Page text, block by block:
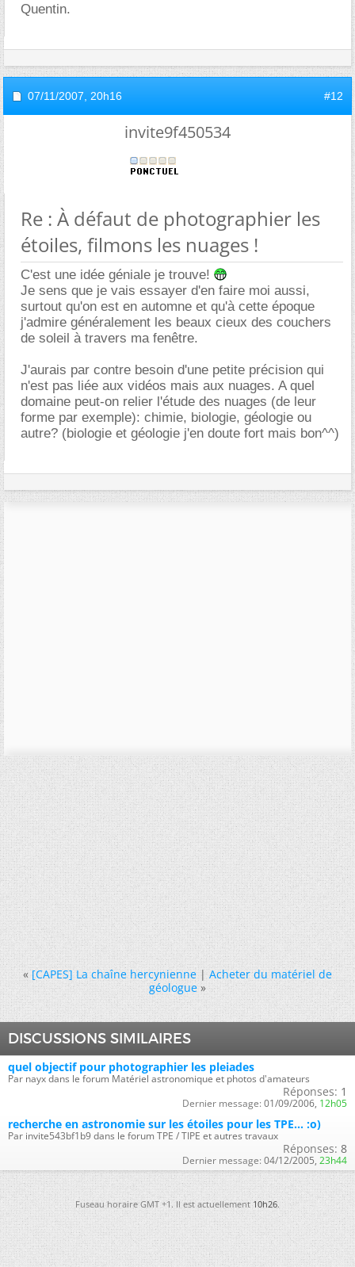
Quentin.
07/11/2007, 20h16 #12
invite9f450534
Re : À défaut de photographier les
étoiles, filmons les nuages !
C'est une idée géniale je trouve!
Je sens que je vais essayer d'en faire moi aussi,
surtout qu'on est en automne et qu'à cette époque
j'admire généralement les beaux cieux des couchers
de soleil à travers ma fenêtre.
J'aurais par contre besoin d'une petite précision qui
n'est pas liée aux vidéos mais aux nuages. A quel
domaine peut-on relier l'étude des nuages (de leur
forme par exemple): chimie, biologie, géologie ou
autre? (biologie et géologie j'en doute fort mais bon^^)
« [CAPES] La chaîne hercynienne|Acheter du matériel de
géologue »
DISCUSSIONS SIMILAIRES
quel objectif pour photographier les pleiades
Par nayx dans le forum Matériel astronomique et photos d'amateurs
Réponses: 1
Dernier message: 01/09/2006, 12h05
recherche en astronomie sur les étoiles pour les TPE... :o)
Par invite543bf1b9 dans le forum TPE / TIPE et autres travaux
Réponses: 8
Dernier message: 04/12/2005, 23h44
Fuseau horaire GMT +1. Il est actuellement10h26.